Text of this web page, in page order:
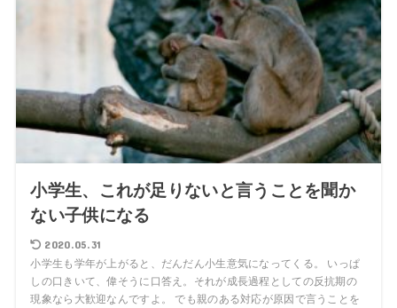
小学生、これが足りないと言うことを聞か
ない子供になる
2020.05.31
小学生も学年が上がると、だんだん小生意気になってくる。 いっぱ
しの口きいて、偉そうに口答え。それが成長過程としての反抗期の
現象なら大歓迎なんですよ。 でも親のある対応が原因で言うことを